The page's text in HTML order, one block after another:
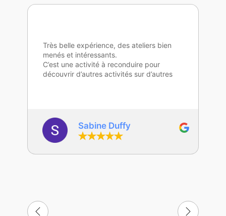
Sabine Duffy
Très belle expérience, des ateliers bien
menés et intéressants.
C’est une activité à reconduire pour
découvrir d’autres activités sur d’autres